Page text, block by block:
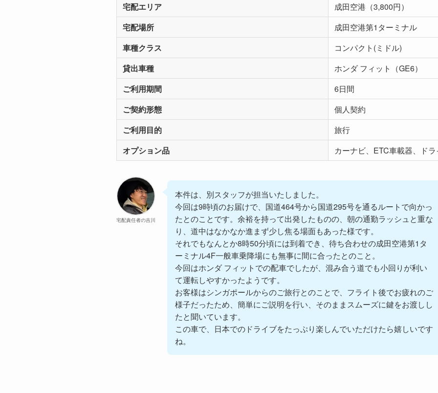
宅配エリア
成田空港（3,800円）
宅配場所
成田空港第1ターミナル
車種クラス
コンパクト(ミドル)
貸出車種
ホンダ フィット（GE6）
ご利用期間
6日間
ご契約形態
個人契約
ご利用目的
旅行
オプション品
カーナビ、ETC車載器、ド
宅配責任者の吉川
本件は、別スタッフが担当いたしました。
今回は9時頃のお届けで、国道464号から国道295号を通るルートで向かっ
たとのことです。余裕を持って出発したものの、朝の通勤ラッシュと重な
り、道中はなかなか進まず少し焦る場面もあった様です。
それでもなんとか8時50分頃には到着でき、待ち合わせの成田空港第1タ
ーミナル4F一般車乗降場にも無事に間に合ったとのこと。
今回はホンダ フィットでの配車でしたが、混み合う道でも小回りが利い
て運転しやすかったようです。
お客様はシンガポールからのご旅行とのことで、フライト後でお疲れのご
様子だったため、簡単にご説明を行い、そのままスムーズに鍵をお渡しし
たと聞いています。
この車で、日本でのドライブをたっぷり楽しんでいただけたら嬉しいです
ね。